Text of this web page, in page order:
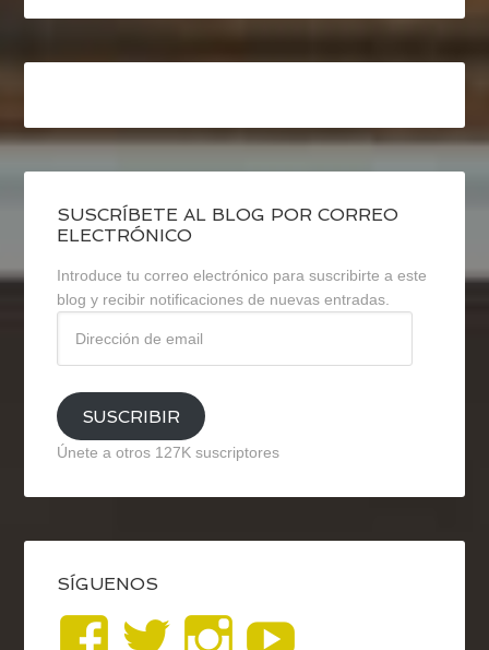
SUSCRÍBETE AL BLOG POR CORREO
ELECTRÓNICO
Introduce tu correo electrónico para suscribirte a este
blog y recibir notificaciones de nuevas entradas.
email
SUSCRIBIR
Únete a otros 127K suscriptores
SÍGUENOS
VerVerVer